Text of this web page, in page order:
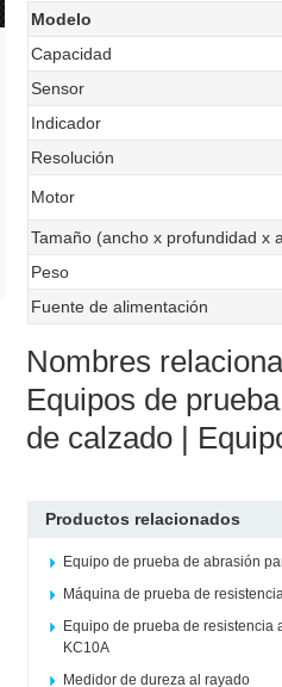
Modelo
Capacidad
Sensor
Indicador
Resolución
Motor
Tamaño (ancho x profundidad x
Peso
Fuente de alimentación
Nombres
Equipos de
de calzado |
Productos relacionados
Equipo de prueba de abrasión
Máquina de prueba de
Equipo de prueba de resistencia
KC10A
Medidor de dureza al rayado